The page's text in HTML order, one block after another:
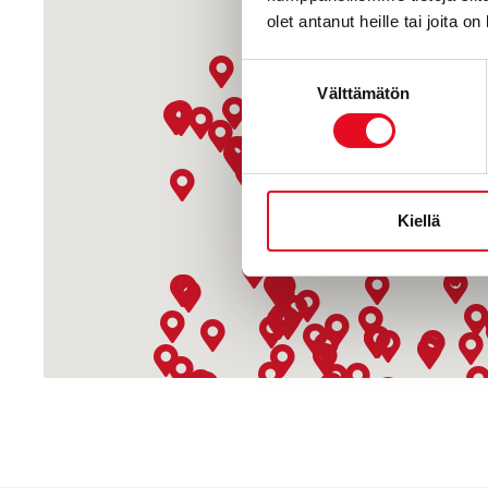
olet antanut heille tai joita
valinta
Välttämätön
Kiellä